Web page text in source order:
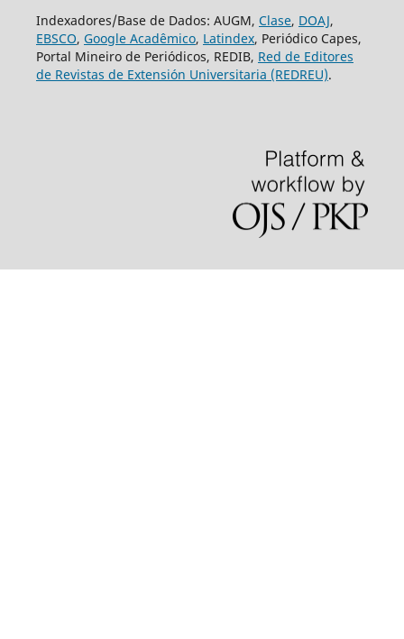
Indexadores/Base de Dados: AUGM, Clase, DOAJ,
EBSCO, Google Acadêmico, Latindex, Periódico Capes,
Portal Mineiro de Periódicos, REDIB, Red de Editores
de Revistas de Extensión Universitaria (REDREU).